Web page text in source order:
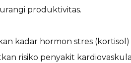
produktivitas.
kadar hormon stres
risiko penyakit